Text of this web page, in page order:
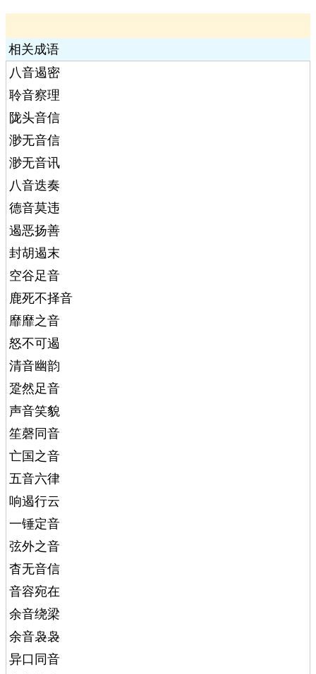
相关成语
八音遏密
聆音察理
陇头音信
渺无音信
渺无音讯
八音迭奏
德音莫违
遏恶扬善
封胡遏末
空谷足音
鹿死不择音
靡靡之音
怒不可遏
清音幽韵
跫然足音
声音笑貌
笙磬同音
亡国之音
五音六律
响遏行云
一锤定音
弦外之音
杳无音信
音容宛在
余音绕梁
余音袅袅
异口同音